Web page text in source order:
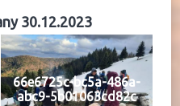
30.12.2023
66e6725c-bc5a-486a-
abc9-5b01063cd82c